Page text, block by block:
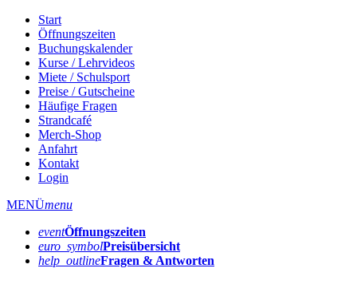
Start
Öffnungszeiten
Buchungskalender
Kurse / Lehrvideos
Miete / Schulsport
Preise / Gutscheine
Häufige Fragen
Strandcafé
Merch-Shop
Anfahrt
Kontakt
Login
MENÜmenu
eventÖffnungs­zeiten
euro_symbolPreis­übersicht
help_outlineFragen & Antworten